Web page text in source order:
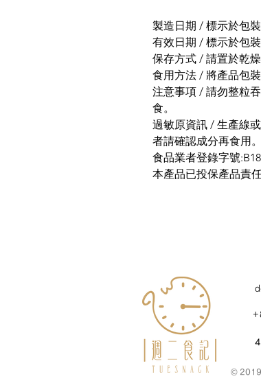
製造日期 / 標示於包裝
有效日期 / 標示於包裝
保存方式 / 請置於乾
食用方法 / 將產品包
注意事項 / 請勿整粒
食。
過敏原資訊 / 生產線
者請確認成分再食用。
食品業者登錄字號
本產品已投保產品責
©